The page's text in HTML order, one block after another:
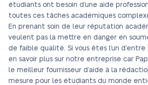
étudiants ont besoin d’une aide
toutes ces tâches académiques
En prenant soin de leur réputation
veulent pas la mettre en danger en
de faible qualité. Si vous êtes l’un d’entre
en savoir plus sur notre entreprise car
le meilleur fournisseur d’aide à la
mesure pour les étudiants du monde